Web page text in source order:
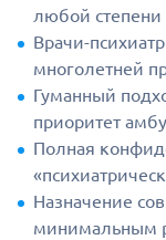
любой степени
Врачи-
многолетней
Гуманный
приоритет
Полная
Назначение
минимальным